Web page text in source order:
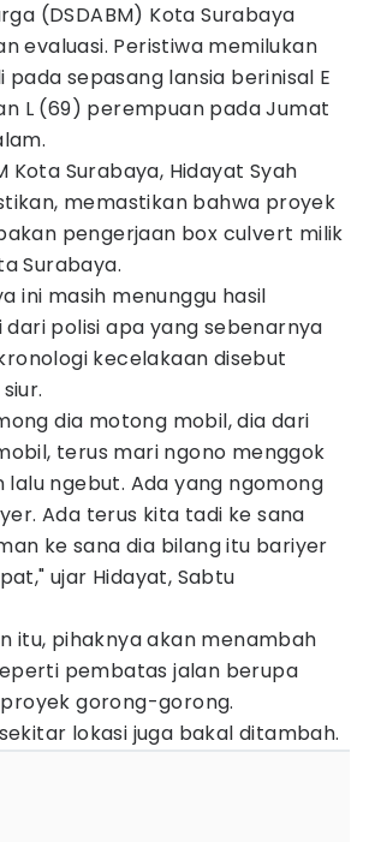
(DSDABM) Kota Surabaya
evaluasi. Peristiwa memilukan
sepasang lansia berinisal E
L (69) perempuan pada Jumat
Kota Surabaya, Hidayat Syah
memastikan bahwa proyek
pengerjaan box culvert milik
Surabaya.
ini masih menunggu hasil
polisi apa yang sebenarnya
kecelakaan disebut
dia motong mobil, dia dari
terus mari ngono menggok
lalu ngebut. Ada yang ngomong
Ada terus kita tadi ke sana
ke sana dia bilang itu bariyer
ujar Hidayat, Sabtu
itu, pihaknya akan menambah
pembatas jalan berupa
gorong-gorong.
lokasi juga bakal ditambah.